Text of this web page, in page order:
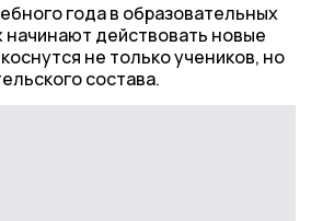
года в образовательных
действовать новые
не только учеников, но
состава.